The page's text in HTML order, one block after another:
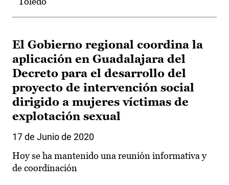
El Gobierno regional coordina la
aplicación en Guadalajara del
Decreto para el desarrollo del
proyecto de intervención social
dirigido a mujeres víctimas de
explotación sexual
17 de Junio de 2020
Hoy se ha mantenido una reunión informativa y
de coordinación